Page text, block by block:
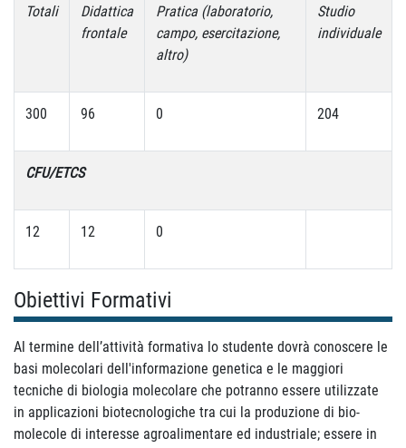
Totali
Didattica
frontale
Pratica (laboratorio,
campo, esercitazione,
altro)
Studio
individuale
300 96 0 204
CFU/ETCS
12 12 0
Obiettivi Formativi
Al termine dell’attività formativa lo studente dovrà conoscere le
basi molecolari dell'informazione genetica e le maggiori
tecniche di biologia molecolare che potranno essere utilizzate
in applicazioni biotecnologiche tra cui la produzione di bio-
molecole di interesse agroalimentare ed industriale; essere in